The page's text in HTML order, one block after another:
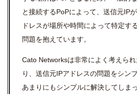
と接続するPoPによって、送信元IP
ドレスが場所や時間によって特定す
問題を抱えています。
Cato Networksは非常によく考えら
り、送信元IPアドレスの問題をシン
あまりにもシンプルに解決してしま